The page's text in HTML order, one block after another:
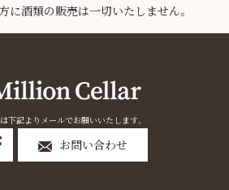
に酒類の販売は一切いたしません。
下記よりメールでお願いいたします。
お問い合わせ